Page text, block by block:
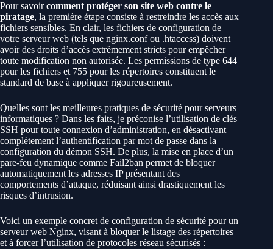
Pour savoircomment protéger son site web contre le
piratage, la première étape consiste à restreindre les accès aux
fichiers sensibles. En clair, les fichiers de configuration de
votre serveur web (tels que nginx.conf ou .htaccess) doivent
avoir des droits d’accès extrêmement stricts pour empêcher
toute modification non autorisée. Les permissions de type 644
pour les fichiers et 755 pour les répertoires constituent le
standard de base à appliquer rigoureusement.
Quelles sont les meilleures pratiques de sécurité pour serveurs
informatiques ? Dans les faits, je préconise l’utilisation de clés
SSH pour toute connexion d’administration, en désactivant
complètement l’authentification par mot de passe dans la
configuration du démon SSH. De plus, la mise en place d’un
pare-feu dynamique comme Fail2ban permet de bloquer
automatiquement les adresses IP présentant des
comportements d’attaque, réduisant ainsi drastiquement les
risques d’intrusion.
Voici un exemple concret de configuration de sécurité pour un
serveur web Nginx, visant à bloquer le listage des répertoires
et à forcer l’utilisation de protocoles réseau sécurisés :